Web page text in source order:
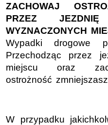
ZACHOWAJ
PRZEZ
WYZNACZONYCH
Wypadki drogowe
Przechodząc przez
miejscu oraz
ostrożność
W przypadku